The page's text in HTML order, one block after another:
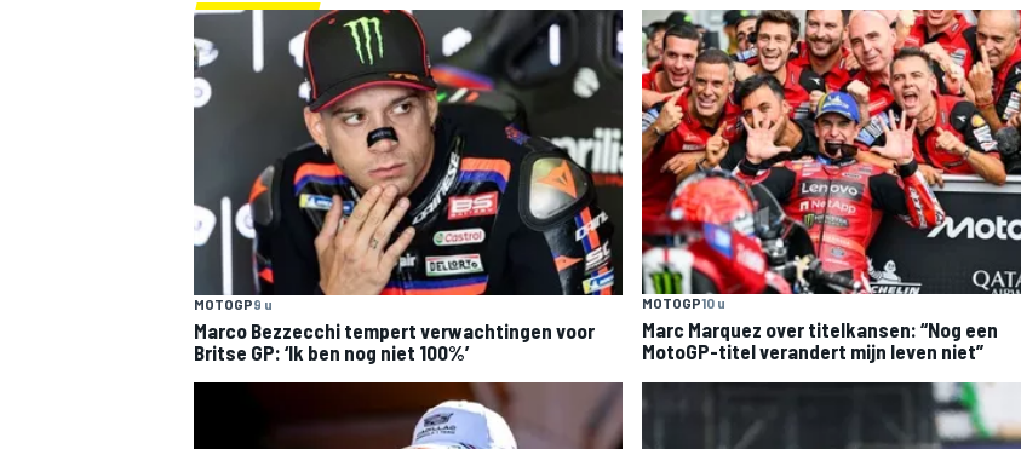
MOTOGP9 u
Marco Bezzecchi tempert verwachtingen voor
Britse GP: ‘Ik ben nog niet 100%’
MOTOGP10 u
Marc Marquez over titelkansen: “Nog een
MotoGP-titel verandert mijn leven niet”